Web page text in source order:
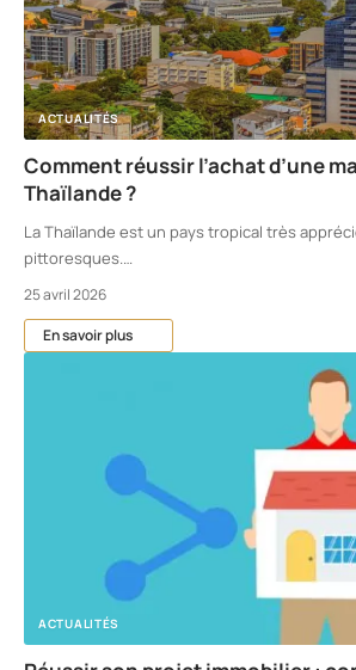
ACTUALITÉS
Comment réussir l’achat d’une
Thaïlande ?
La Thaïlande est un pays tropical très
pittoresques.
25 avril 2026
En savoir plus
ACTUALITÉS